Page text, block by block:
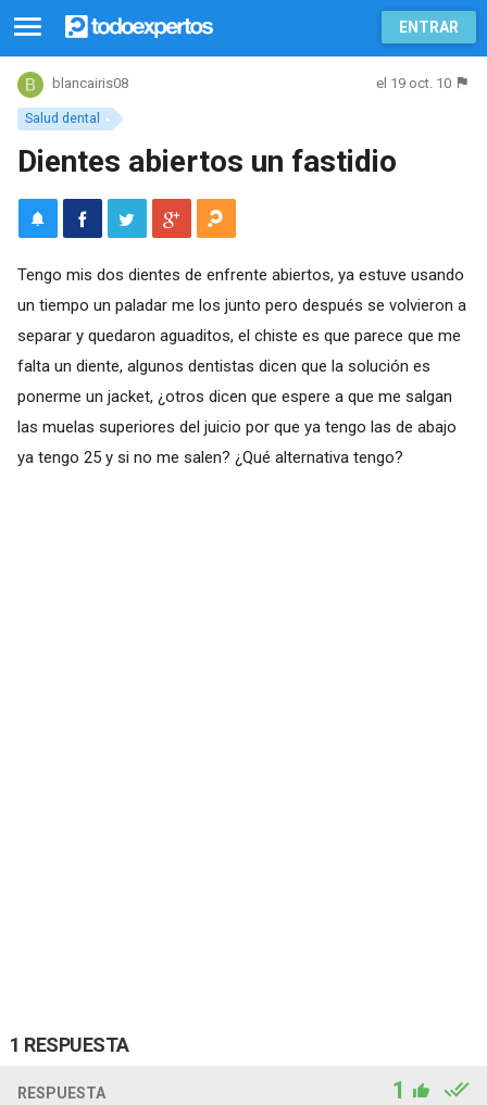
ENTRAR
Salud dental
blancairis08 el 19 oct. 10
Dientes abiertos un fastidio
Tengo mis dos dientes de enfrente abiertos, ya estuve usando
un tiempo un paladar me los junto pero después se volvieron a
separar y quedaron aguaditos, el chiste es que parece que me
falta un diente, algunos dentistas dicen que la solución es
ponerme un jacket, ¿otros dicen que espere a que me salgan
las muelas superiores del juicio por que ya tengo las de abajo
ya tengo 25 y si no me salen? ¿Qué alternativa tengo?
1 RESPUESTA
RESPUESTA 1